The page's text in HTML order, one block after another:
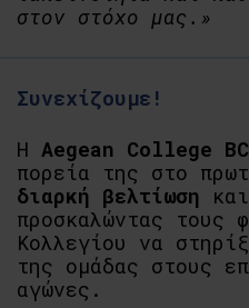
στον στόχο μας.»
Συνεχίζουμε!
Η Aegean College BC
πορεία της στο
διαρκή βελτίωση
προσκαλώντας τους
Κολλεγίου να
της ομάδας στους
αγώνες.